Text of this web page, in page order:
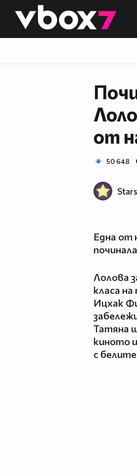
👾
от
50 648
Една от
Лолова
класа
Ицхак
Татяна
киното
с